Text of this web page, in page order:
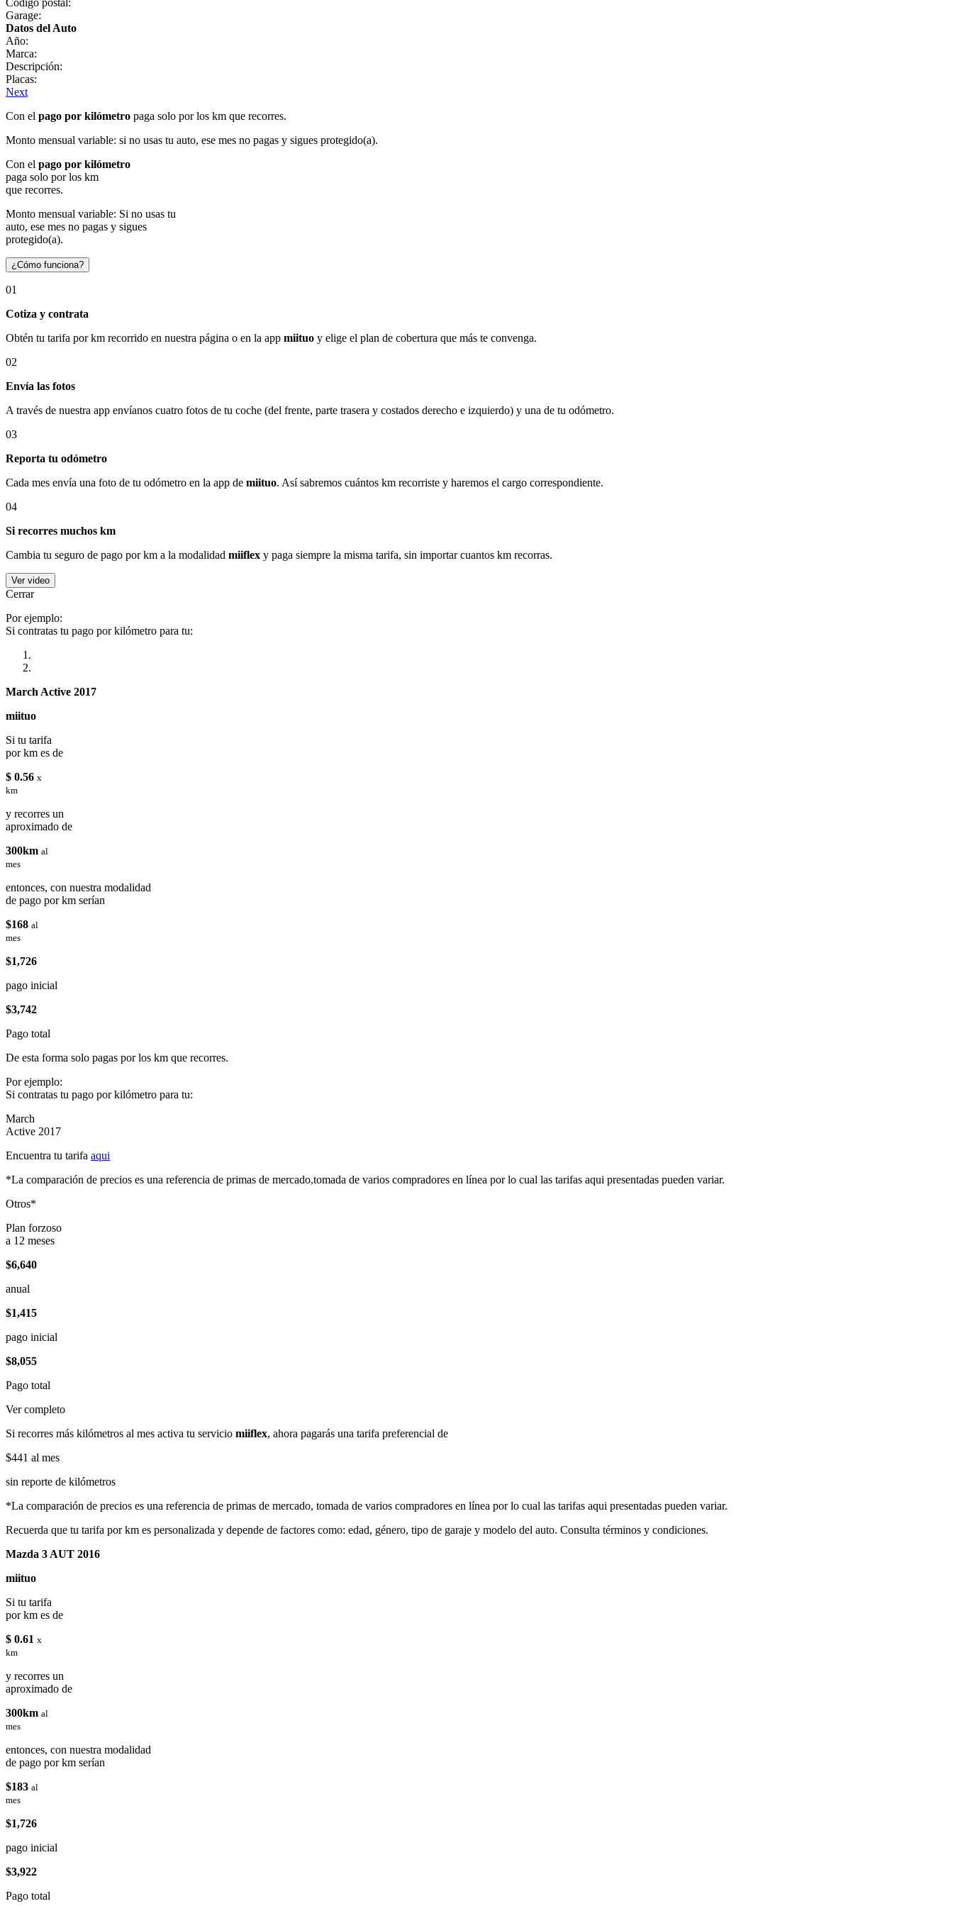
Garage:
Datos del Auto
Año:
Marca:
Descripción:
Placas:
Next
Con el pago por kilómetro paga solo por los km que recorres.
Monto mensual variable: si no usas tu auto, ese mes no pagas y sigues protegido(a).
Con el pago por kilómetro
paga solo por los km
que recorres.
Monto mensual variable: Si no usas tu
auto, ese mes no pagas y sigues
protegido(a).
¿Cómo funciona?
01
Cotiza y contrata
Obtén tu tarifa por km recorrido en nuestra página o en la app miituo y elige el plan de cobertura que más te convenga.
02
Envía las fotos
A través de nuestra app envíanos cuatro fotos de tu coche (del frente, parte trasera y costados derecho e izquierdo) y una de tu odómetro.
03
Reporta tu odómetro
Cada mes envía una foto de tu odómetro en la app de miituo. Así sabremos cuántos km recorriste y haremos el cargo correspondiente.
04
Si recorres muchos km
Cambia tu seguro de pago por km a la modalidad miiflex y paga siempre la misma tarifa, sin importar cuantos km recorras.
Ver video
Cerrar
Por ejemplo:
Si contratas tu pago por kilómetro para tu:
March Active 2017
miituo
Si tu tarifa
por km es de
$ 0.56 x
km
y recorres un
aproximado de
300km al
mes
entonces, con nuestra modalidad
de pago por km serían
$168 al
mes
$1,726
pago inicial
$3,742
Pago total
De esta forma solo pagas por los km que recorres.
Por ejemplo:
Si contratas tu pago por kilómetro para tu:
March
Active 2017
Encuentra tu tarifa aqui
*La comparación de precios es una referencia de primas de mercado,tomada de varios compradores en línea por lo cual las tarifas aqui presentadas pueden variar.
Otros*
Plan forzoso
a 12 meses
$6,640
anual
$1,415
pago inicial
$8,055
Pago total
Ver completo
Si recorres más kilómetros al mes activa tu servicio miiflex, ahora pagarás una tarifa preferencial de
$441 al mes
sin reporte de kilómetros
*La comparación de precios es una referencia de primas de mercado, tomada de varios compradores en línea por lo cual las tarifas aqui presentadas pueden variar.
Recuerda que tu tarifa por km es personalizada y depende de factores como: edad, género, tipo de garaje y modelo del auto. Consulta términos y condiciones.
Mazda 3 AUT 2016
miituo
Si tu tarifa
por km es de
$ 0.61 x
km
y recorres un
aproximado de
300km al
mes
entonces, con nuestra modalidad
de pago por km serían
$183 al
mes
$1,726
pago inicial
$3,922
Pago total